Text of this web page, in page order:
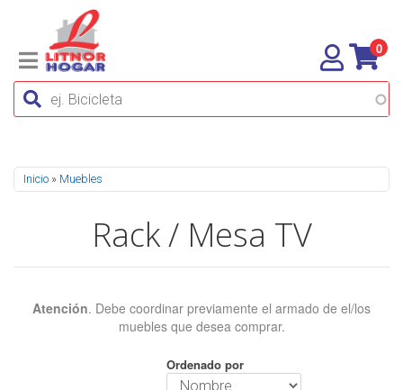
0
Se encuentra usted aquí
Inicio » Muebles
Rack / Mesa TV
Atención. Debe coordinar previamente el armado de el/los
muebles que desea comprar.
Ordenado por